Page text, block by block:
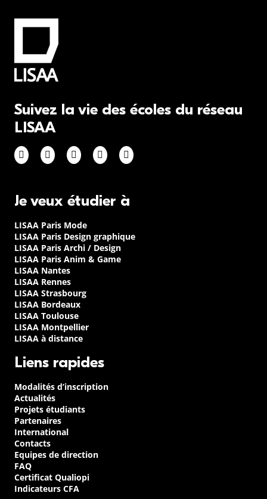
Suivez la vie des écoles du réseau
LISAA
Je veux étudier à
LISAA Paris Mode
LISAA Paris Design graphique
LISAA Paris Archi / Design
LISAA Paris Anim & Game
LISAA Nantes
LISAA Rennes
LISAA Strasbourg
LISAA Bordeaux
LISAA Toulouse
LISAA Montpellier
LISAA à distance
Liens rapides
Modalités d’inscription
Actualités
Projets étudiants
Partenaires
International
Contacts
Equipes de direction
FAQ
Certificat Qualiopi
Indicateurs CFA